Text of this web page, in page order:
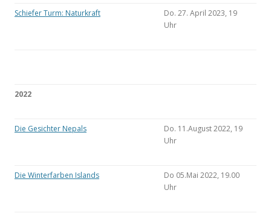
Schiefer Turm: Naturkraft
Do. 27. April 2023, 19
Uhr
2022
Die Gesichter Nepals
Do. 11.August 2022, 19
Uhr
Die Winterfarben Islands
Do 05.Mai 2022, 19.00
Uhr